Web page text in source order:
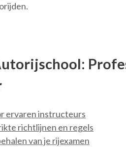
ervaren instructeurs
richtlijnen en regels
van je rijexamen